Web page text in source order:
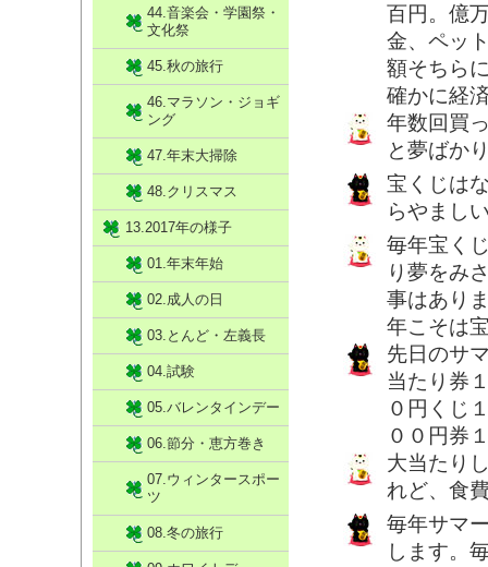
百円。億
金、ペッ
額そちら
確かに経
年数回買
と夢ばか
宝くじは
らやまし
毎年宝く
り夢をみ
事はあり
年こそは
先日のサ
当たり券
０円くじ
００円券
大当たり
れど、食
毎年サマ
します。
44.音楽会・学園祭・
文化祭
45.秋の旅行
46.マラソン・ジョギ
ング
47.年末大掃除
48.クリスマス
13.2017年の様子
01.年末年始
02.成人の日
03.とんど・左義長
04.試験
05.バレンタインデー
06.節分・恵方巻き
07.ウィンタースポー
ツ
08.冬の旅行